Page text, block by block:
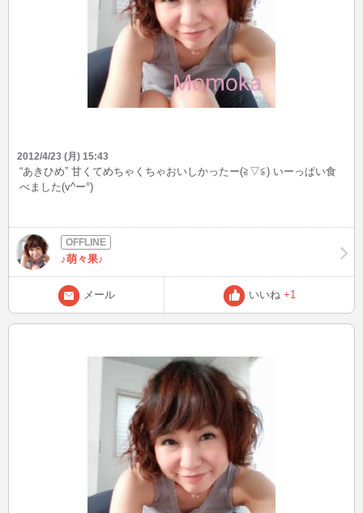
2012/4/23 (月) 15:43
“あきひめ” 甘くてめちゃくちゃおいしかったー(≧▽≦) いーっぱい食
べました(v^ー°)
♪萌々果♪
メール いいね +1